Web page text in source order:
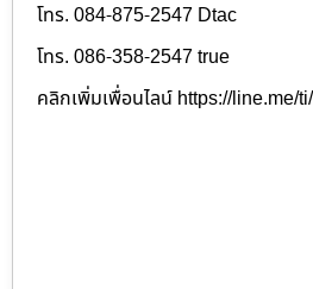
โทร. 084-875-2547 Dtac
โทร. 086-358-2547 true
คลิกเพิ่มเพื่อนไลน์ https://line.me/